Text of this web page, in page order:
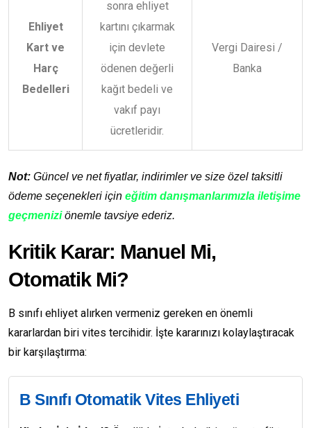
Ehliyet
Kart ve
Harç
Bedelleri
sonra ehliyet
kartını çıkarmak
için devlete
ödenen değerli
kağıt bedeli ve
vakıf payı
ücretleridir.
Vergi Dairesi /
Banka
Not: Güncel ve net fiyatlar, indirimler ve size özel taksitli
ödeme seçenekleri için eğitim danışmanlarımızla iletişime
geçmeniziönemle tavsiye ederiz.
Kritik Karar: Manuel Mi,
Otomatik Mi?
B sınıfı ehliyet alırken vermeniz gereken en önemli
kararlardan biri vites tercihidir. İşte kararınızı kolaylaştıracak
bir karşılaştırma:
B Sınıfı Otomatik Vites Ehliyeti